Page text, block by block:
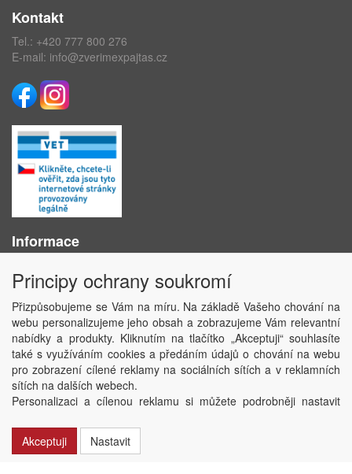
Kontakt
Tel.: +420 777 800 276
E-mail: info@zverimexpajtas.cz
Informace
Obchodní podmínky
Ochrana osobních údajů
Kontakt
Losování účtenek
Aktuality
Nastavení soukromí
Copyright © ABRA Software a.s. 2020
Principy ochrany soukromí
Přizpůsobujeme se Vám na míru. Na základě Vašeho chování na
webu personalizujeme jeho obsah a zobrazujeme Vám relevantní
nabídky a produkty. Kliknutím na tlačítko „Akceptuji“ souhlasíte
také s využíváním cookies a předáním údajů o chování na webu
pro zobrazení cílené reklamy na sociálních sítích a v reklamních
sítích na dalších webech.
Personalizaci a cílenou reklamu si můžete podrobněji nastavit
Akceptuji
Nastavit